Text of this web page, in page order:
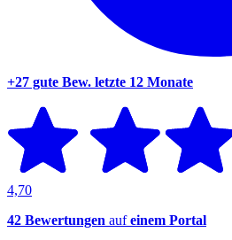
+27 gute Bew. letzte 12 Monate
4,70
42 Bewertungen aufeinem Portal